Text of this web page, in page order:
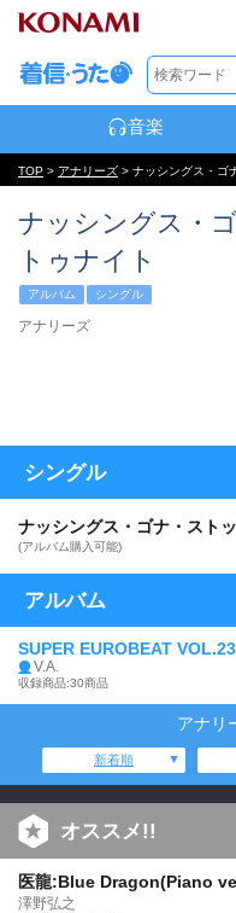
音楽
TOP > アナリーズ > ナッシングス・ゴ
ナッシングス・
トゥナイト
アルバム シングル
アナリーズ
シングル
ナッシングス・ゴナ・スト
(アルバム購入可能)
アルバム
SUPER EUROBEAT
V.A.
収録商品:30商品
アナリ
新着順
オススメ!!
医龍:Blue Dragon(Piano
澤野弘之